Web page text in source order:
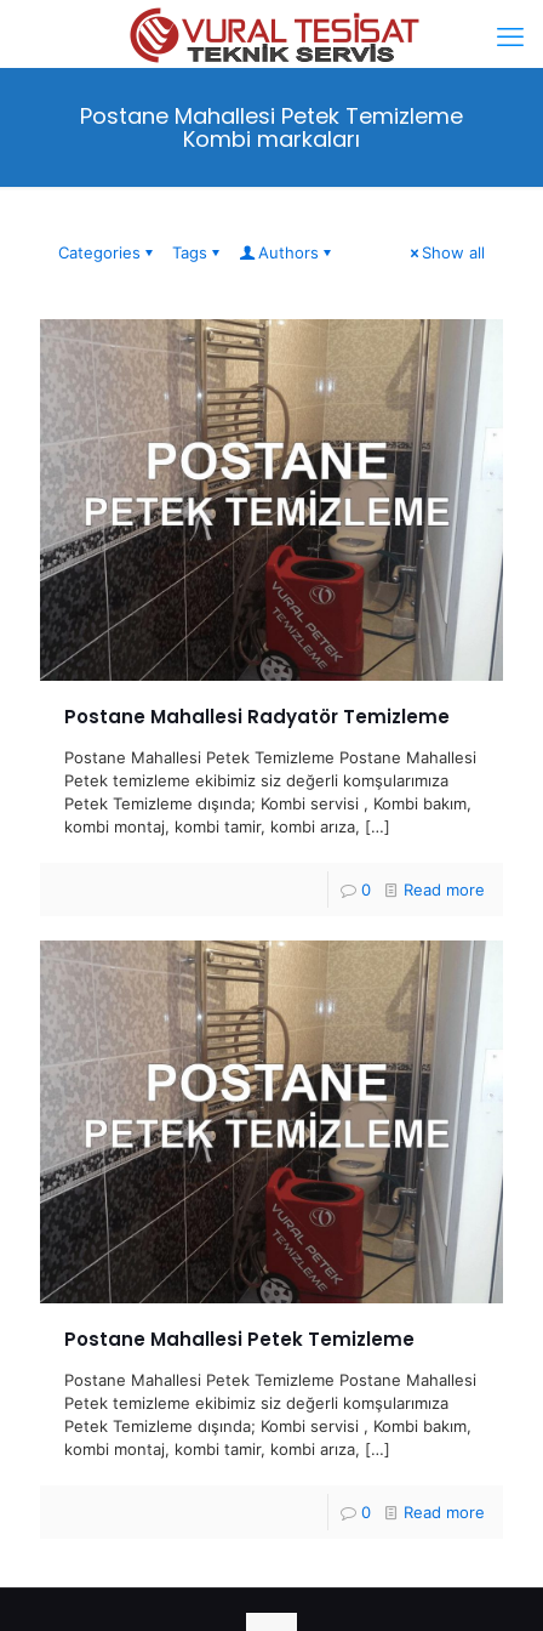
Postane Mahallesi Petek Temizleme
Kombi markaları
Categories Tags Authors Show all
Postane Mahallesi Radyatör Temizleme
Postane Mahallesi Petek Temizleme Postane Mahallesi
Petek temizleme ekibimiz siz değerli komşularımıza
Petek Temizleme dışında; Kombi servisi , Kombi bakım,
kombi montaj, kombi tamir, kombi arıza, […]
0 Read more
Postane Mahallesi Petek Temizleme
Postane Mahallesi Petek Temizleme Postane Mahallesi
Petek temizleme ekibimiz siz değerli komşularımıza
Petek Temizleme dışında; Kombi servisi , Kombi bakım,
kombi montaj, kombi tamir, kombi arıza, […]
0 Read more